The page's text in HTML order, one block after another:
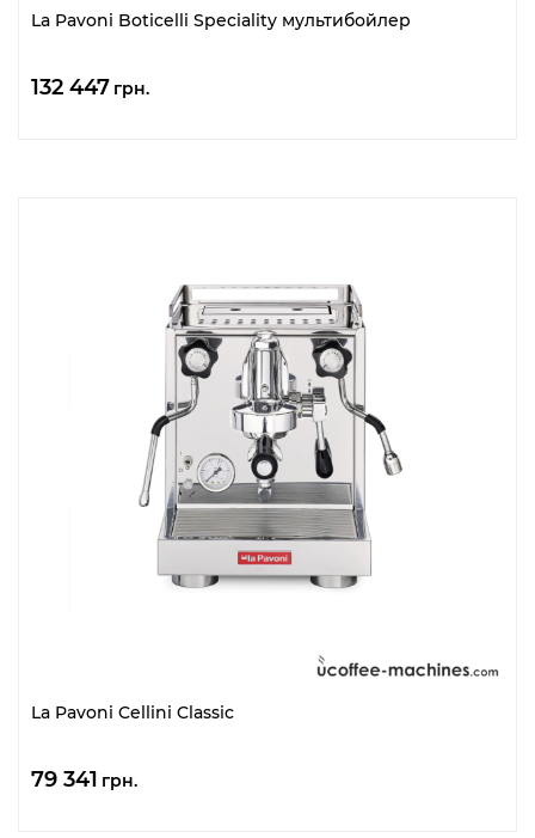
La Pavoni Boticelli Speciality мультибойлер
132 447 грн.
La Pavoni Cellini Classic
79 341 грн.